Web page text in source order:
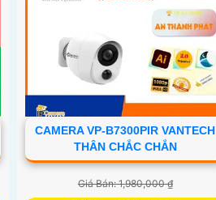
CAMERA VP-B7300PIR VANTECH
THÂN CHẮC CHẮN
Giá Bán: 1,980,000 ₫